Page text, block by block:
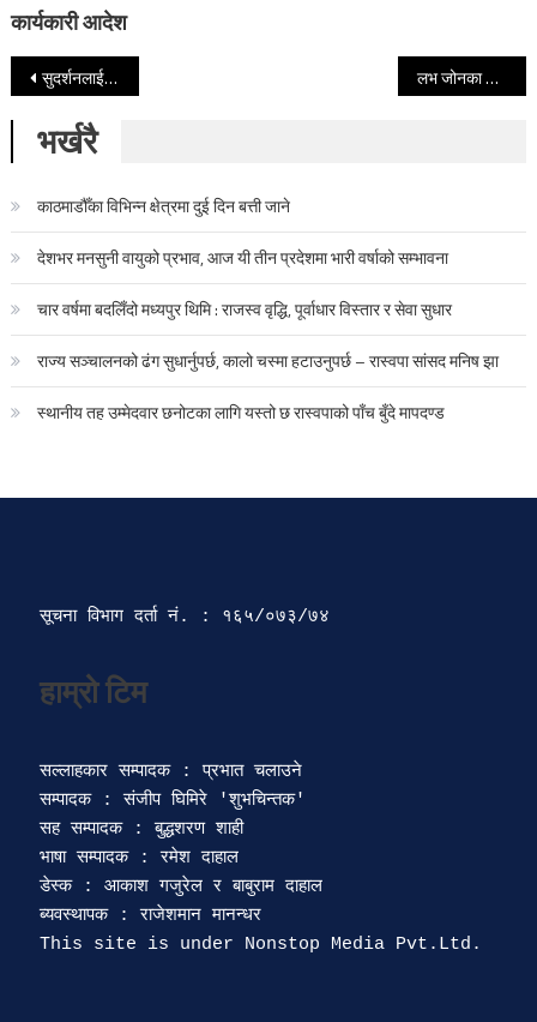
कार्यकारी आदेश
Post navigation
सुदर्शनलाई गिरफ्तार गरेर विप्लवलाई वार्ता अफर लभ जोनका लागि मै पारुला झ्याइ झ्याइ सार्वजनिक
भर्खरै
काठमाडौँका विभिन्न क्षेत्रमा दुई दिन बत्ती जाने
देशभर मनसुनी वायुको प्रभाव, आज यी तीन प्रदेशमा भारी वर्षाको सम्भावना
चार वर्षमा बदलिँदो मध्यपुर थिमि : राजस्व वृद्धि, पूर्वाधार विस्तार र सेवा सुधार
राज्य सञ्चालनको ढंग सुधार्नुपर्छ, कालो चस्मा हटाउनुपर्छ – रास्वपा सांसद मनिष झा
स्थानीय तह उम्मेदवार छनोटका लागि यस्तो छ रास्वपाको पाँच बुँदे मापदण्ड
सूचना विभाग दर्ता‍ नं. : १६५/०७३/७४
हाम्रो टिम
सल्लाहकार सम्पादक : प्रभात चलाउने
सम्पादक : संजीप घिमिरे 'शुभचिन्तक'
सह सम्पादक : बुद्धशरण शाही
भाषा सम्पादक : रमेश दाहाल
डेस्क : आकाश गजुरेल र बाबुराम दाहाल
ब्यवस्थापक : राजेशमान मानन्धर